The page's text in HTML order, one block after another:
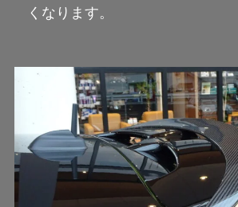
くなります。